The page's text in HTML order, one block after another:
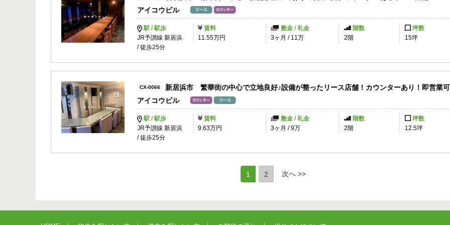
アイコウビル
駅 / 駅歩
JR予讃線 新居浜
/ 徒歩25分
賃料
11.55万円
敷金 / 礼金
3ヶ月 / 11万
階数
2階
坪数
15坪
CX-0066
新居浜市 繁華街の中心で立地良好♪設備が整ったリース店舗！カウンターあり！即営業可
アイコウビル
駅 / 駅歩
JR予讃線 新居浜
/ 徒歩25分
賃料
9.63万円
敷金 / 礼金
3ヶ月 /9万
階数
2階
坪数
12.5坪
1 (current)
2 次へ >>